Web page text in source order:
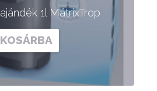
1l MátrixTrop
KOSÁRBA